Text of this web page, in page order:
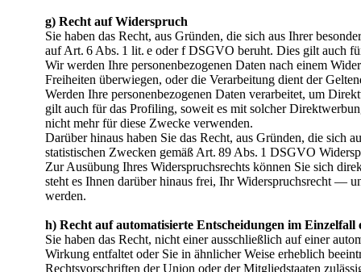
g) Recht auf Widerspruch
Sie haben das Recht, aus Gründen, die sich aus Ihrer
auf Art. 6 Abs. 1 lit. e oder f DSGVO beruht. Dies gilt auch
Wir werden Ihre personenbezogenen Daten nach einem
Freiheiten überwiegen, oder die Verarbeitung dient der
Werden Ihre personenbezogenen Daten verarbeitet, um
gilt auch für das Profiling, soweit es mit solcher
nicht mehr für diese Zwecke verwenden.
Darüber hinaus haben Sie das Recht, aus Gründen, die sich
statistischen Zwecken gemäß Art. 89 Abs. 1 DSGVO
Zur Ausübung Ihres Widerspruchsrechts können Sie sich
steht es Ihnen darüber hinaus frei, Ihr Widerspruchsrecht —
werden.
h) Recht auf automatisierte Entscheidungen im
Sie haben das Recht, nicht einer ausschließlich auf einer
Wirkung entfaltet oder Sie in ähnlicher Weise erheblich
Rechtsvorschriften der Union oder der Mitgliedstaaten